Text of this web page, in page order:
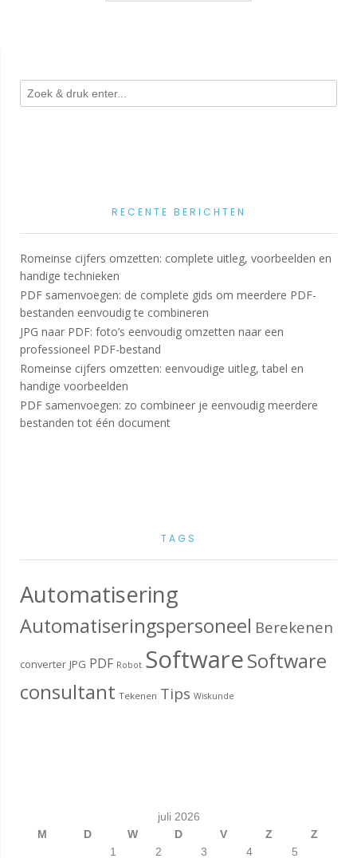
RECENTE BERICHTEN
Romeinse cijfers omzetten: complete uitleg, voorbeelden en
handige technieken
PDF samenvoegen: de complete gids om meerdere PDF-
bestanden eenvoudig te combineren
JPG naar PDF: foto’s eenvoudig omzetten naar een
professioneel PDF-bestand
Romeinse cijfers omzetten: eenvoudige uitleg, tabel en
handige voorbeelden
PDF samenvoegen: zo combineer je eenvoudig meerdere
bestanden tot één document
TAGS
Automatisering
Automatiseringspersoneel Berekenen
converter JPG PDF Robot SoftwareSoftware
consultant Tekenen Tips Wiskunde
juli 2026
M
D W D V Z
Z
1
2 3 4 5